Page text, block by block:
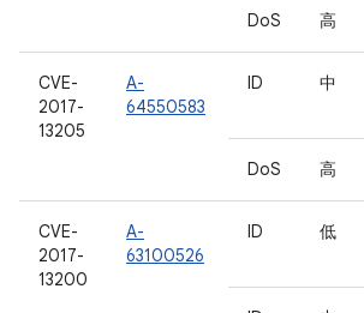
DoS 高
CVE-
2017-
13205
A-
64550583
ID 中
DoS 高
CVE-
2017-
13200
A-
63100526
ID 低